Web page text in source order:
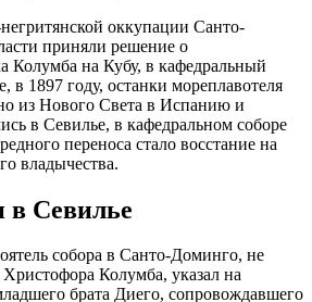
оккупации Санто-
приняли решение о
Колумба на Кубу, в кафедральный
в 1897 году, останки мореплавотеля
из Нового Света в Испанию и
в Севилье, в кафедральном соборе
переноса стало восстание на
владычества.
в Севилье
собора в Санто-Доминго, не
Колумба, указал на
брата Диего, сопровождавшего